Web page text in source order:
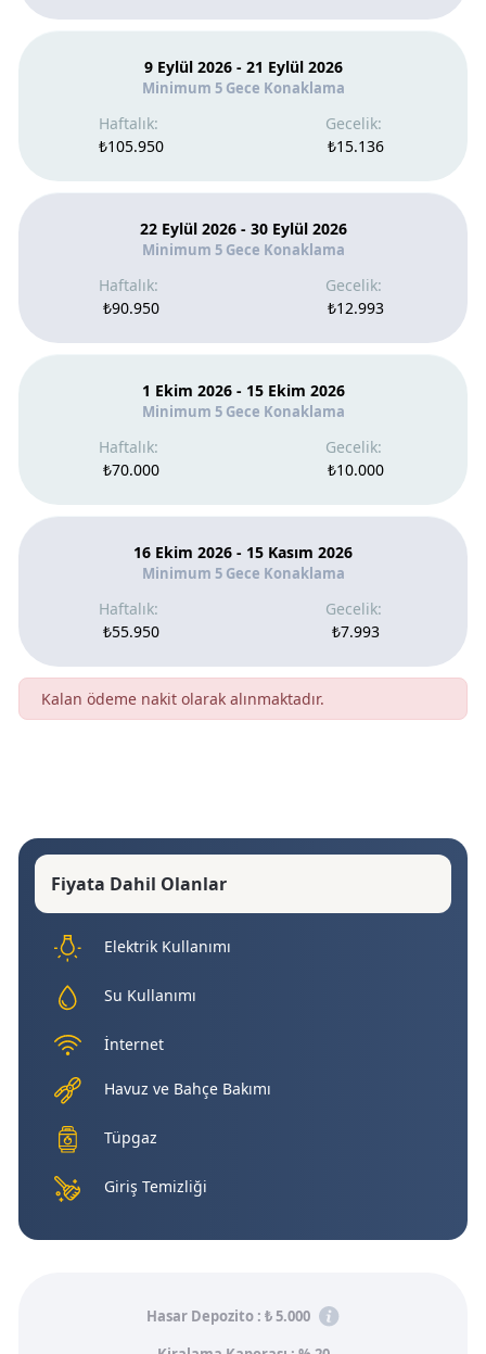
9 Eylül 2026 - 21 Eylül 2026
Minimum 5 Gece Konaklama
₺105.950 ₺15.136
22 Eylül 2026 - 30 Eylül 2026
Minimum 5 Gece Konaklama
₺90.950 ₺12.993
1 Ekim 2026 - 15 Ekim 2026
Minimum 5 Gece Konaklama
₺70.000 ₺10.000
16 Ekim 2026 - 15 Kasım 2026
Minimum 5 Gece Konaklama
₺55.950 ₺7.993
Kalan ödeme nakit olarak alınmaktadır.
Fiyata Dahil Olanlar
Elektrik Kullanımı
Su Kullanımı
İnternet
Havuz ve Bahçe Bakımı
Tüpgaz
Giriş Temizliği
Hasar Depozito : ₺ 5.000